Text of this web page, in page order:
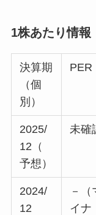
1株あたり情報
決算期
（個
別）
PER
2025/
12（
予想）
未確
2024/
12
－（
イナ